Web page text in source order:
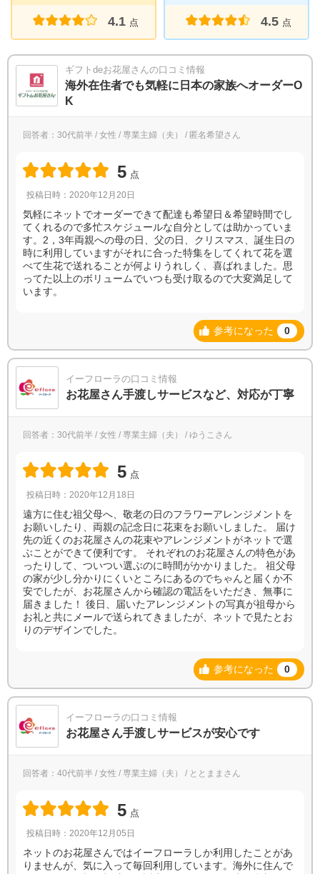
4.1 点 4.5 点
ギフトdeお花屋さんの口コミ情報
海外在住者でも気軽に日本の家族へオーダーO
K
回答者：30代前半 / 女性 / 専業主婦（夫） / 匿名希望さん
5 点
投稿日時：2020年12月20日
気軽にネットでオーダーできて配達も希望日＆希望時間でし
てくれるので多忙スケジュールな自分としては助かっていま
す。2，3年両親への母の日、父の日、クリスマス、誕生日の
時に利用していますがそれに合った特集をしてくれて花を選
べて生花で送れることが何よりうれしく、喜ばれました。思
ってた以上のボリュームでいつも受け取るので大変満足して
います。
参考になった 0
イーフローラの口コミ情報
お花屋さん手渡しサービスなど、対応が丁寧
回答者：30代前半 / 女性 / 専業主婦（夫） / ゆうこさん
5 点
投稿日時：2020年12月18日
遠方に住む祖父母へ、敬老の日のフラワーアレンジメントを
お願いしたり、両親の記念日に花束をお願いしました。 届け
先の近くのお花屋さんの花束やアレンジメントがネットで選
ぶことができて便利です。 それぞれのお花屋さんの特色があ
ったりして、ついつい選ぶのに時間がかかりました。 祖父母
の家が少し分かりにくいところにあるのでちゃんと届くか不
安でしたが、お花屋さんから確認の電話をいただき、無事に
届きました！ 後日、届いたアレンジメントの写真が祖母から
お礼と共にメールで送られてきましたが、ネットで見たとお
りのデザインでした。
参考になった 0
イーフローラの口コミ情報
お花屋さん手渡しサービスが安心です
回答者：40代前半 / 女性 / 専業主婦（夫） / ととままさん
5 点
投稿日時：2020年12月05日
ネットのお花屋さんではイーフローラしか利用したことがあ
りませんが、気に入って毎回利用しています。海外に住んで